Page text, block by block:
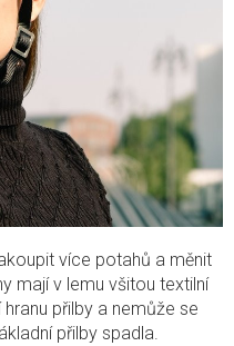
více potahů a měnit
mají v lemu všitou textilní
přilby a nemůže se
přilby spadla.